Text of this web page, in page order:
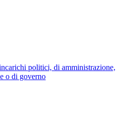
politici, di amministrazione,
o di governo